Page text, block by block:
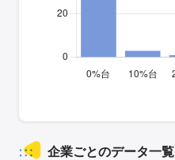
企業ごとのデータ一覧